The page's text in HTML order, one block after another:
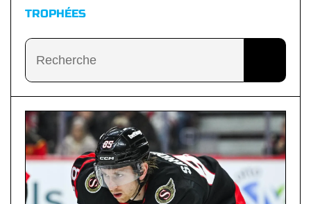
TROPHÉES